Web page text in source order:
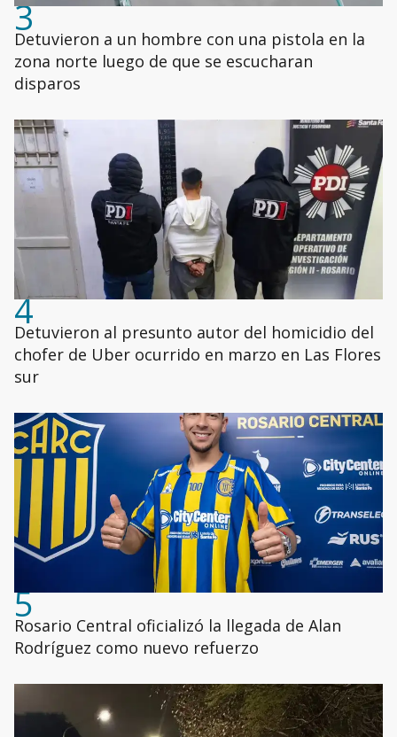
3
Detuvieron a un hombre con una pistola en la
zona norte luego de que se escucharan
disparos
4
Detuvieron al presunto autor del homicidio del
chofer de Uber ocurrido en marzo en Las Flores
sur
5
Rosario Central oficializó la llegada de Alan
Rodríguez como nuevo refuerzo